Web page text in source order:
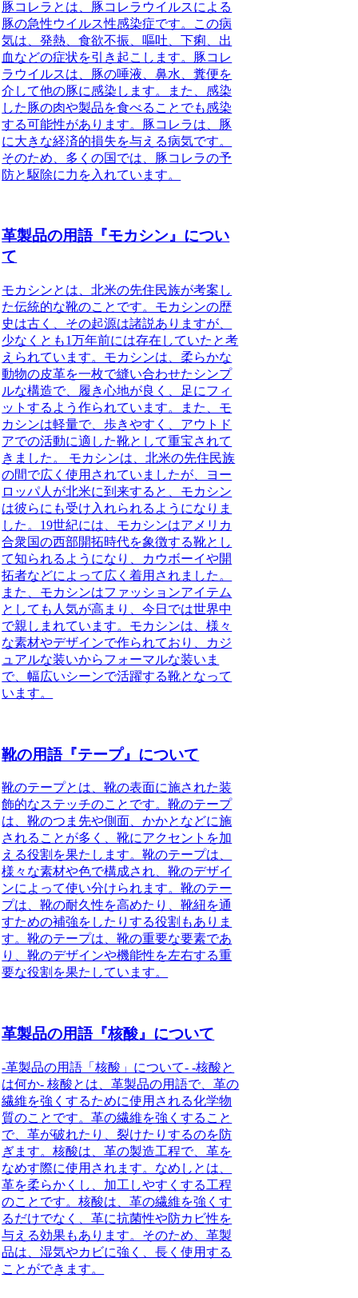
豚コレラとは、豚コレラウイルスによる
豚の急性ウイルス性感染症です。この病
気は、発熱、食欲不振、嘔吐、下痢、出
血などの症状を引き起こします。豚コレ
ラウイルスは、豚の唾液、鼻水、糞便を
介して他の豚に感染します。また、感染
した豚の肉や製品を食べることでも感染
する可能性があります。豚コレラは、豚
に大きな経済的損失を与える病気です。
そのため、多くの国では、豚コレラの予
防と駆除に力を入れています。
革製品の用語『モカシン』につい
て
モカシンとは、北米の先住民族が考案し
た伝統的な靴のことです。モカシンの歴
史は古く、その起源は諸説ありますが、
少なくとも1万年前には存在していたと考
えられています。モカシンは、柔らかな
動物の皮革を一枚で縫い合わせたシンプ
ルな構造で、履き心地が良く、足にフィ
ットするよう作られています。また、モ
カシンは軽量で、歩きやすく、アウトド
アでの活動に適した靴として重宝されて
きました。 モカシンは、北米の先住民族
の間で広く使用されていましたが、ヨー
ロッパ人が北米に到来すると、モカシン
は彼らにも受け入れられるようになりま
した。19世紀には、モカシンはアメリカ
合衆国の西部開拓時代を象徴する靴とし
て知られるようになり、カウボーイや開
拓者などによって広く着用されました。
また、モカシンはファッションアイテム
としても人気が高まり、今日では世界中
で親しまれています。モカシンは、様々
な素材やデザインで作られており、カジ
ュアルな装いからフォーマルな装いま
で、幅広いシーンで活躍する靴となって
います。
靴の用語『テープ』について
靴のテープとは、靴の表面に施された装
飾的なステッチのことです。靴のテープ
は、靴のつま先や側面、かかとなどに施
されることが多く、靴にアクセントを加
える役割を果たします。靴のテープは、
様々な素材や色で構成され、靴のデザイ
ンによって使い分けられます。靴のテー
プは、靴の耐久性を高めたり、靴紐を通
すための補強をしたりする役割もありま
す。靴のテープは、靴の重要な要素であ
り、靴のデザインや機能性を左右する重
要な役割を果たしています。
革製品の用語『核酸』について
-革製品の用語「核酸」について- -核酸と
は何か- 核酸とは、革製品の用語で、革の
繊維を強くするために使用される化学物
質のことです。革の繊維を強くすること
で、革が破れたり、裂けたりするのを防
ぎます。核酸は、革の製造工程で、革を
なめす際に使用されます。なめしとは、
革を柔らかくし、加工しやすくする工程
のことです。核酸は、革の繊維を強くす
るだけでなく、革に抗菌性や防カビ性を
与える効果もあります。そのため、革製
品は、湿気やカビに強く、長く使用する
ことができます。